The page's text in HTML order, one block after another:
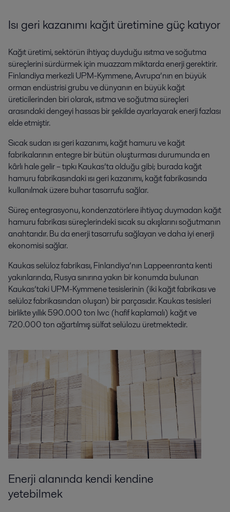
Isı geri kazanımı kağıt üretimine güç katıyor
Kağıt üretimi, sektörün ihtiyaç duyduğu ısıtma ve soğutma
süreçlerini sürdürmek için muazzam miktarda enerji gerektirir.
Finlandiya merkezli UPM-Kymmene, Avrupa’nın en büyük
orman endüstrisi grubu ve dünyanın en büyük kağıt
üreticilerinden biri olarak, ısıtma ve soğutma süreçleri
arasındaki dengeyi hassas bir şekilde ayarlayarak enerji fazlası
elde etmiştir.
Sıcak sudan ısı geri kazanımı, kağıt hamuru ve kağıt
fabrikalarının entegre bir bütün oluşturması durumunda en
kârlı hale gelir – tıpkı Kaukas’ta olduğu gibi; burada kağıt
hamuru fabrikasındaki ısı geri kazanımı, kağıt fabrikasında
kullanılmak üzere buhar tasarrufu sağlar.
Süreç entegrasyonu, kondenzatörlere ihtiyaç duymadan kağıt
hamuru fabrikası süreçlerindeki sıcak su akışlarını soğutmanın
anahtarıdır. Bu da enerji tasarrufu sağlayan ve daha iyi enerji
ekonomisi sağlar.
Kaukas selüloz fabrikası, Finlandiya’nın Lappeenranta kenti
yakınlarında, Rusya sınırına yakın bir konumda bulunan
Kaukas’taki UPM-Kymmene tesislerinin (iki kağıt fabrikası ve
selüloz fabrikasından oluşan) bir parçasıdır. Kaukas tesisleri
birlikte yıllık 590.000 ton lwc (hafif kaplamalı) kağıt ve
720.000 ton ağartılmış sülfat selülozu üretmektedir.
Enerji alanında kendi kendine
yetebilmek